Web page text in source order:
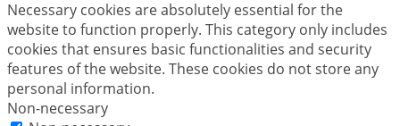
Necessary cookies are absolutely essential for the
website to function properly. This category only includes
cookies that ensures basic functionalities and security
features of the website. These cookies do not store any
personal information.
Non-necessary